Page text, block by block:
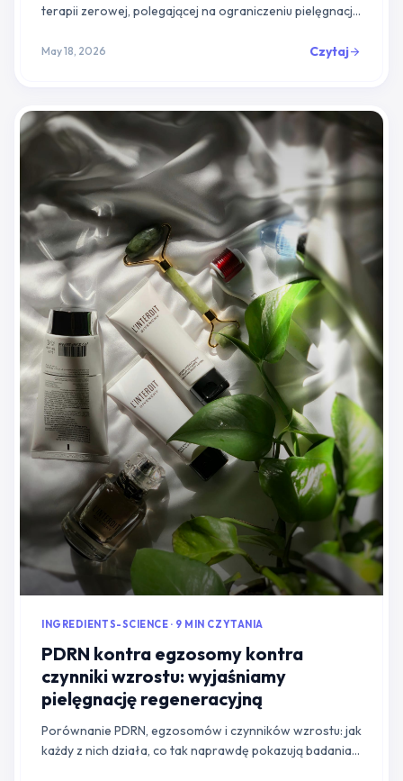
terapii zerowej, polegającej na ograniczeniu pielęgnacji
produktów jeden po drugim. Dowiedz się, ja...
May 18, 2026 Czytajarrow_forward
INGREDIENTS-SCIENCE · 9 MIN CZYTANIA
PDRN kontra egzosomy kontra
czynniki wzrostu: wyjaśniamy
pielęgnację regeneracyjną
Porównanie PDRN, egzosomów i czynników wzrostu: jak
każdy z nich działa, co tak naprawdę pokazują badania i